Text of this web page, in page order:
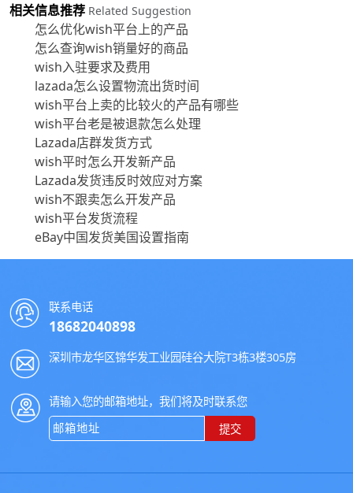
相关信息推荐 Related Suggestion
怎么优化wish平台上的产品
怎么查询wish销量好的商品
wish入驻要求及费用
lazada怎么设置物流出货时间
wish平台上卖的比较火的产品有哪些
wish平台老是被退款怎么处理
Lazada店群发货方式
wish平时怎么开发新产品
Lazada发货违反时效应对方案
wish不跟卖怎么开发产品
wish平台发货流程
eBay中国发货美国设置指南
联系电话
18682040898
深圳市龙华区锦华发工业园硅谷大院T3栋3楼305房
请输入您的邮箱地址，我们将及时联系您
提交